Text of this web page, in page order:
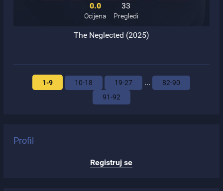
0.0
Ocijena
33
Pregledi
The Neglected (2025)
1-9 10-18 19-27 ...
82-90
91-92
Profil
Registruj se